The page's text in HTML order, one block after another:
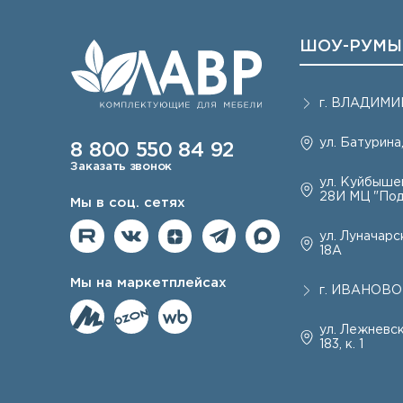
8 800 550 84 92
Заказать звонок
Мы в соц. сетях
Мы на маркетплейсах
ШОУ-РУМЫ
г.
ул.
ул.
28И МЦ
ул.
18А
г. ИВАНОВО
ул.
183, к. 1